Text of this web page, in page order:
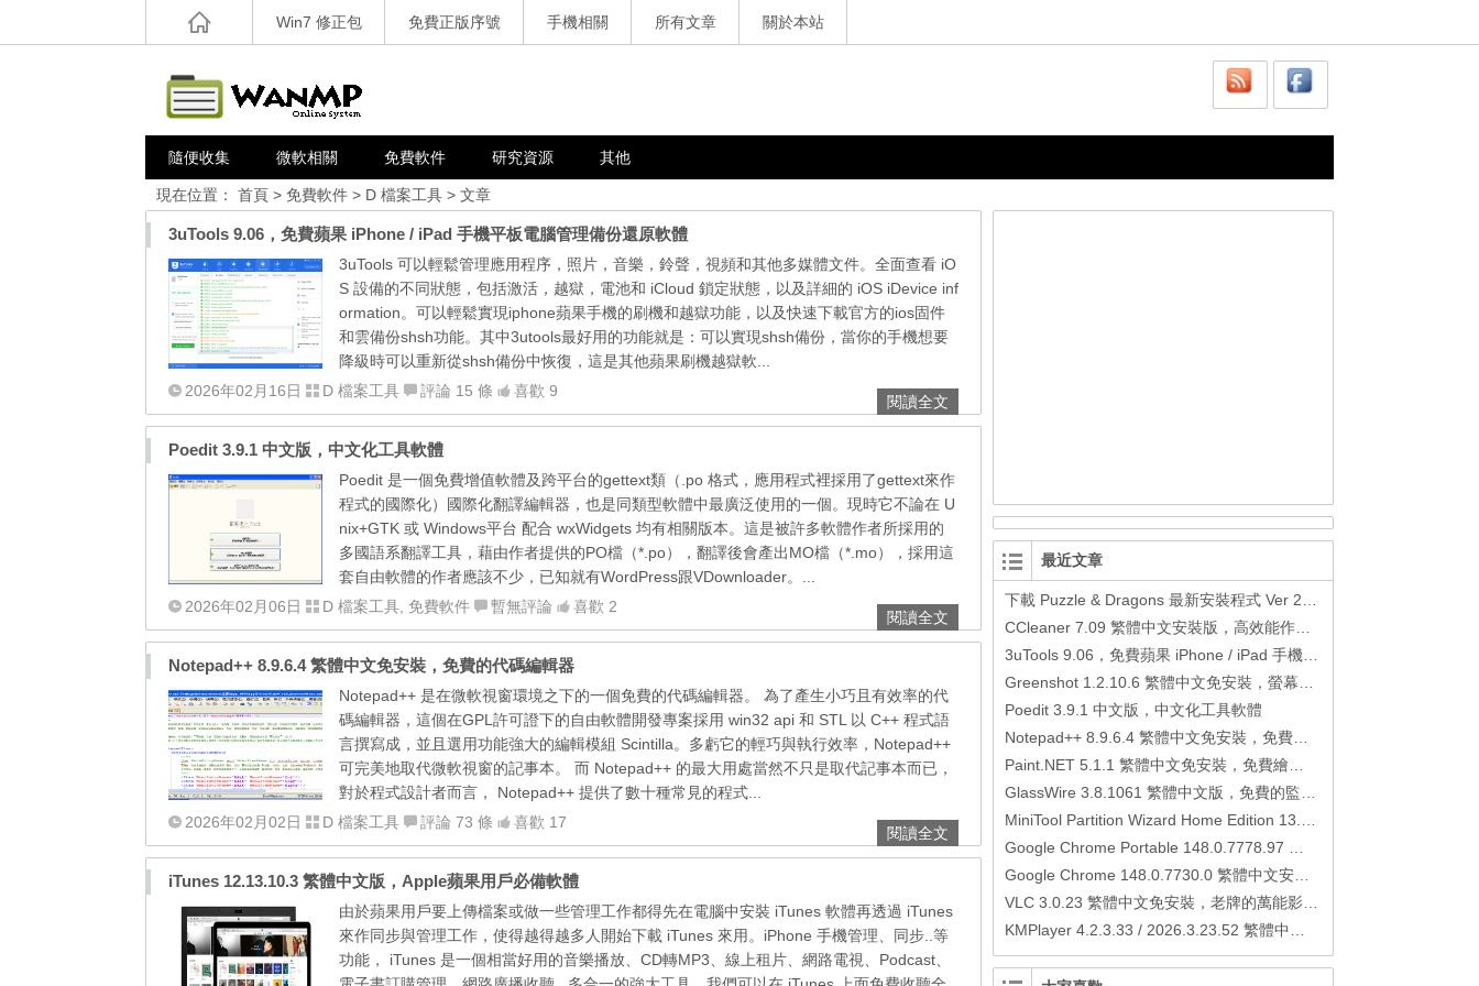
Win7 修正包 免費正版序號 手機相關 所有文章 關於本站
隨便收集 微軟相關 免費軟件 研究資源 其他
現在位置： 首頁 > 免費軟件 > D 檔案工具 > 文章
3uTools 9.06，免費蘋果 iPhone / iPad 手機平板電腦管理備份還原軟體
3uTools 可以輕鬆管理應用程序，照片，音樂，鈴聲，視頻和其他多媒體文件。全面查看 iO
S 設備的不同狀態，包括激活，越獄，電池和 iCloud 鎖定狀態，以及詳細的 iOS iDevice inf
ormation。可以輕鬆實現iphone蘋果手機的刷機和越獄功能，以及快速下載官方的ios固件
和雲備份shsh功能。其中3utools最好用的功能就是：可以實現shsh備份，當你的手機想要
降級時可以重新從shsh備份中恢復，這是其他蘋果刷機越獄軟...
2026年02月16日
D 檔案工具 評論 15 條 喜歡 9
閱讀全文
Poedit 3.9.1 中文版，中文化工具軟體
Poedit 是一個免費增值軟體及跨平台的gettext類（.po 格式，應用程式裡採用了gettext來作
程式的國際化）國際化翻譯編輯器，也是同類型軟體中最廣泛使用的一個。現時它不論在 U
nix+GTK 或 Windows平台 配合 wxWidgets 均有相關版本。這是被許多軟體作者所採用的
多國語系翻譯工具，藉由作者提供的PO檔（*.po），翻譯後會產出MO檔（*.mo），採用這
套自由軟體的作者應該不少，已知就有WordPress跟VDownloader。...
2026年02月06日
D 檔案工具 免費軟件 暫無評論 喜歡 2
閱讀全文
Notepad++ 8.9.6.4 繁體中文免安裝，免費的代碼編輯器
Notepad++ 是在微軟視窗環境之下的一個免費的代碼編輯器。 為了產生小巧且有效率的代
碼編輯器，這個在GPL許可證下的自由軟體開發專案採用 win32 api 和 STL 以 C++ 程式語
言撰寫成，並且選用功能強大的編輯模組 Scintilla。多虧它的輕巧與執行效率，Notepad++
可完美地取代微軟視窗的記事本。 而 Notepad++ 的最大用處當然不只是取代記事本而已，
對於程式設計者而言， Notepad++ 提供了數十種常見的程式...
2026年02月02日
D 檔案工具 評論 73 條 喜歡 17
閱讀全文
iTunes 12.13.10.3 繁體中文版，Apple蘋果用戶必備軟體
由於蘋果用戶要上傳檔案或做一些管理工作都得先在電腦中安裝 iTunes 軟體再透過 iTunes
來作同步與管理工作，使得越得越多人開始下載 iTunes 來用。iPhone 手機管理、同步..等
功能， iTunes 是一個相當好用的音樂播放、CD轉MP3、線上租片、網路電視、Podcast、
最近文章
Poedit 3.9.1 中文版，中文化工具軟體